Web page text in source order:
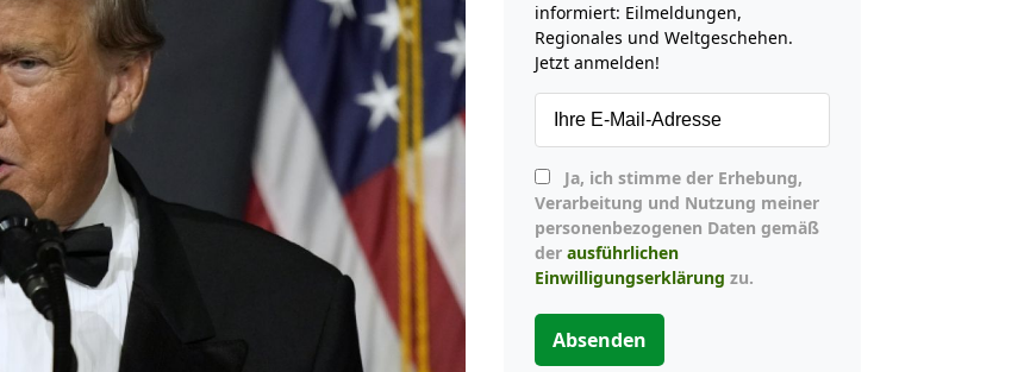
informiert: Eilmeldungen,
Regionales und Weltgeschehen.
Jetzt anmelden!
Verarbeitung und Nutzung meiner
personenbezogenen Daten gemäß
der ausführlichen
Einwilligungserklärung zu.
Absenden